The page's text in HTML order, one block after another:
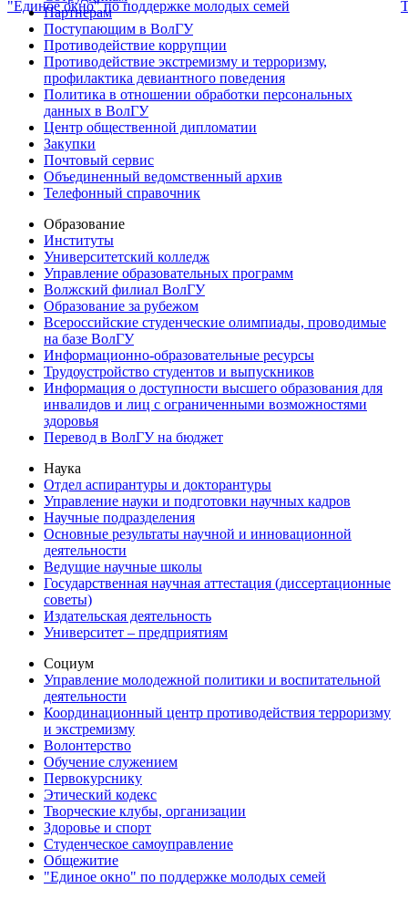
"Единое окно" по поддержке молодых семей
Партнерам
Поступающим в ВолГУ
Противодействие коррупции
Противодействие экстремизму и терроризму,
профилактика девиантного поведения
Политика в отношении обработки персональных
данных в ВолГУ
Центр общественной дипломатии
Закупки
Почтовый сервис
Объединенный ведомственный архив
Телефонный справочник
Образование
Институты
Университетский колледж
Управление образовательных программ
Волжский филиал ВолГУ
Образование за рубежом
Всероссийские студенческие олимпиады, проводимые
на базе ВолГУ
Информационно-образовательные ресурсы
Трудоустройство студентов и выпускников
Информация о доступности высшего образования для
инвалидов и лиц с ограниченными возможностями
здоровья
Перевод в ВолГУ на бюджет
Наука
Отдел аспирантуры и докторантуры
Управление науки и подготовки научных кадров
Научные подразделения
Основные результаты научной и инновационной
деятельности
Ведущие научные школы
Государственная научная аттестация (диссертационные
советы)
Издательская деятельность
Университет – предприятиям
Социум
Управление молодежной политики и воспитательной
деятельности
Координационный центр противодействия терроризму
и экстремизму
Волонтерство
Обучение служением
Первокурснику
Этический кодекс
Творческие клубы, организации
Здоровье и спорт
Студенческое самоуправление
Общежитие
"Единое окно" по поддержке молодых семей